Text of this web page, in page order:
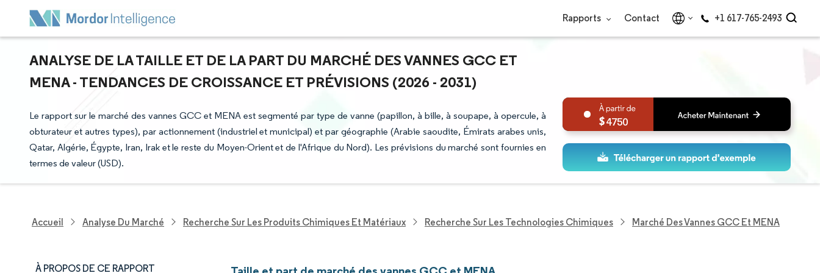
Rapports Contact +1 617-765-2493
ANALYSE DE LA TAILLE ET DE LA PART DU MARCHÉ DES VANNES GCC ET
MENA - TENDANCES DE CROISSANCE ET PRÉVISIONS (2026 - 2031)
Le rapport sur le marché des vannes GCC et MENA est segmenté par type de vanne (papillon, à bille, à soupape, à opercule, à
obturateur et autres types), par actionnement (industriel et municipal) et par géographie (Arabie saoudite, Émirats arabes unis,
Qatar, Algérie, Égypte, Iran, Irak et le reste du Moyen-Orient et de l'Afrique du Nord). Les prévisions du marché sont fournies en
termes de valeur (USD).
4750
Accueil Analyse Du Marché Recherche Sur Les Produits Chimiques Et Matériaux Recherche Sur Les Technologies Chimiques Marché Des Vannes GCC Et MENA
À PROPOS DE CE RAPPORT